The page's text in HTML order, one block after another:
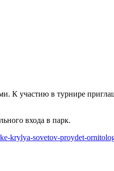
К участию в турнире
входа в парк.
krylya-sovetov-proydet-